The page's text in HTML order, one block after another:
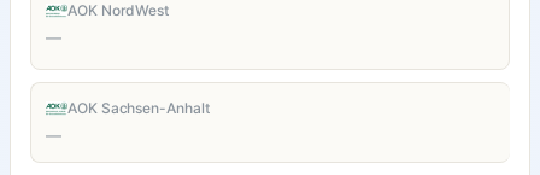
AOK NordWest
—
AOK Sachsen-Anhalt
—